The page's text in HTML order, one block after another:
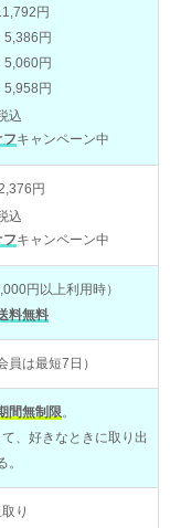
円
5,386円
5,060円
5,958円
込
キャンペーン中
円
込
キャンペーン中
円以上利用時）
料無料
員は最短7日）
間無制限。
、好きなときに取り出
。
り